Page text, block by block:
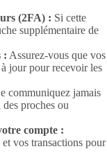
(2FA) : Si cette
supplémentaire de
: Assurez-vous que vos
jour pour recevoir les
communiquez jamais
proches ou
compte :
vos transactions pour